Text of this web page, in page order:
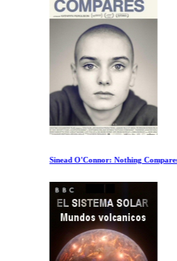
Sinead O'Connor: Nothing Compares